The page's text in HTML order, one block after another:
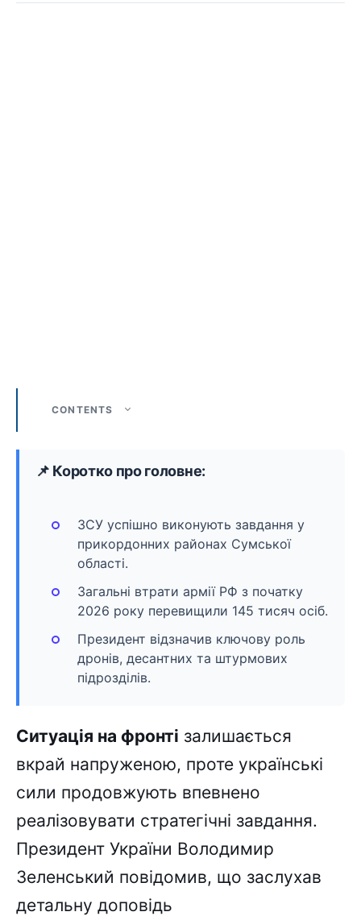
CONTENTS
📌 Коротко про головне:
ЗСУ успішно виконують завдання у
прикордонних районах Сумської
області.
Загальні втрати армії РФ з початку
2026 року перевищили 145 тисяч осіб.
Президент відзначив ключову роль
дронів, десантних та штурмових
підрозділів.
Ситуація на фронті залишається
вкрай напруженою, проте українські
сили продовжують впевнено
реалізовувати стратегічні завдання.
Президент України Володимир
Зеленський повідомив, що заслухав
детальну доповідь